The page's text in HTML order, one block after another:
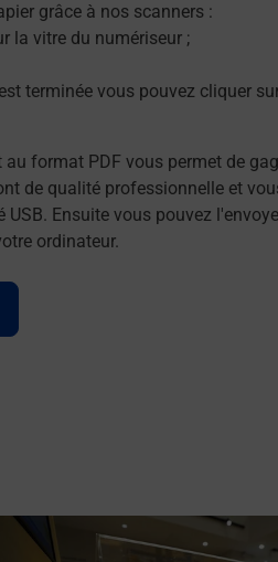
grâce à nos scanners :
la vitre du numériseur ;
terminée vous pouvez cliquer
format PDF vous permet de
de qualité professionnelle et
Ensuite vous pouvez
ordinateur.
savoir plus